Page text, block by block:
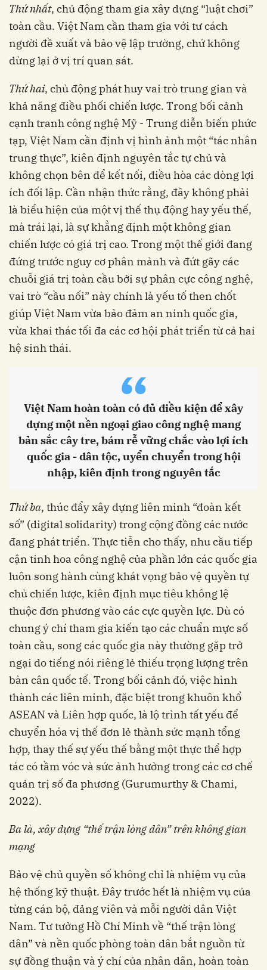
Thứ nhất, chủ động tham gia xây dựng “luật chơi”
toàn cầu. Việt Nam cần tham gia với tư cách
người đề xuất và bảo vệ lập trường, chứ không
dừng lại ở vị trí quan sát.
Thứ hai, chủ động phát huy vai trò trung gian và
khả năng điều phối chiến lược. Trong bối cảnh
cạnh tranh công nghệ Mỹ - Trung diễn biến phức
tạp, Việt Nam cần định vị hình ảnh một “tác nhân
trung thực”, kiên định nguyên tắc tự chủ và
không chọn bên để kết nối, điều hòa các dòng lợi
ích đối lập. Cần nhận thức rằng, đây không phải
là biểu hiện của một vị thế thụ động hay yếu thế,
mà trái lại, là sự khẳng định một không gian
chiến lược có giá trị cao. Trong một thế giới đang
đứng trước nguy cơ phân mảnh và đứt gãy các
chuỗi giá trị toàn cầu bởi sự phân cực công nghệ,
vai trò “cầu nối” này chính là yếu tố then chốt
giúp Việt Nam vừa bảo đảm an ninh quốc gia,
vừa khai thác tối đa các cơ hội phát triển từ cả hai
hệ sinh thái.
“
Việt Nam hoàn toàn có đủ điều kiện để xây
dựng một nền ngoại giao công nghệ mang
bản sắc cây tre, bám rễ vững chắc vào lợi ích
quốc gia - dân tộc, uyển chuyển trong hội
nhập, kiên định trong nguyên tắc
Thứ ba, thúc đẩy xây dựng liên minh “đoàn kết
số” (digital solidarity) trong cộng đồng các nước
đang phát triển. Thực tiễn cho thấy, nhu cầu tiếp
cận tinh hoa công nghệ của phần lớn các quốc gia
luôn song hành cùng khát vọng bảo vệ quyền tự
chủ chiến lược, kiên định mục tiêu không lệ
thuộc đơn phương vào các cực quyền lực. Dù có
chung ý chí tham gia kiến tạo các chuẩn mực số
toàn cầu, song các quốc gia này thường gặp trở
ngại do tiếng nói riêng lẻ thiếu trọng lượng trên
bàn cân quốc tế. Trong bối cảnh đó, việc hình
thành các liên minh, đặc biệt trong khuôn khổ
ASEAN và Liên hợp quốc, là lộ trình tất yếu để
chuyển hóa vị thế đơn lẻ thành sức mạnh tổng
hợp, thay thế sự yếu thế bằng một thực thể hợp
tác có tầm vóc và sức ảnh hưởng trong các cơ chế
quản trị số đa phương (Gurumurthy & Chami,
2022).
Ba là, xây dựng “thế trận lòng dân” trên không gian
mạng
Bảo vệ chủ quyền số không chỉ là nhiệm vụ của
hệ thống kỹ thuật. Đây trước hết là nhiệm vụ của
từng cán bộ, đảng viên và mỗi người dân Việt
Nam. Tư tưởng Hồ Chí Minh về “thế trận lòng
dân” và nền quốc phòng toàn dân bắt nguồn từ
sự đồng thuận và ý chí của nhân dân, hoàn toàn